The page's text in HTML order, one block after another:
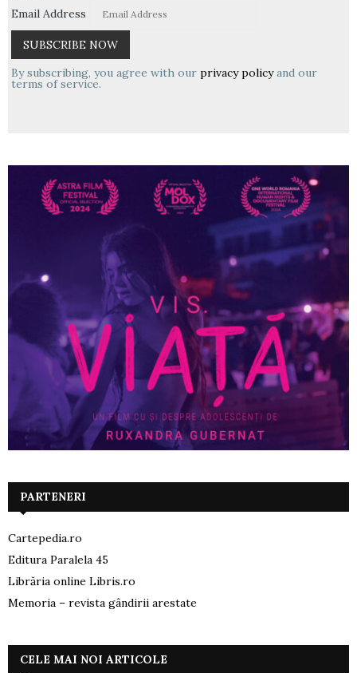
Email Address
By subscribing, you agree with our privacy policyand our
terms of service.
PARTENERI
Cartepedia.ro
Editura Paralela 45
Librăria online Libris.ro
Memoria – revista gândirii arestate
CELE MAI NOI ARTICOLE